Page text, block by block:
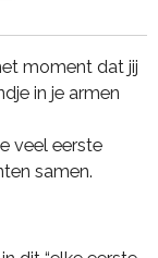
moment dat jij
in je armen
veel eerste
samen.